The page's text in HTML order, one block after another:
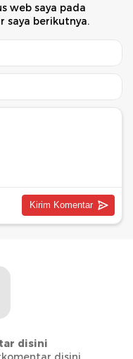
web saya pada
saya berikutnya.
disini